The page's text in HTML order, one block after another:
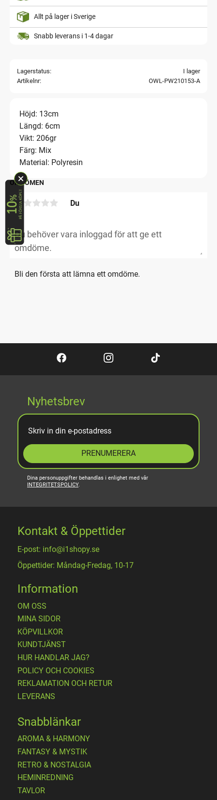
Allt på lager i Sverige
Snabb leverans i 1-4 dagar
Lagerstatus
I lager
Artikelnr
OWL-PW210153-A
Höjd: 13cm
Längd: 6cm
Vikt: 206gr
Färg: Mix
Material: Polyresin
OMDÖMEN
Du
Bli den första att lämna ett omdöme.
Nyhetsbrev
PRENUMERERA
Dina personuppgifter behandlas i enlighet med vår
INTEGRITETSPOLICY.
Kontakt & Öppettider
E-post: info@i1shopy.se
Öppettider: Måndag-Fredag, 10-17
Information
OM OSS
MINA SIDOR
KÖPVILLKOR
KUNDTJÄNST
HUR HANDLAR JAG?
POLICY OCH COOKIES
REKLAMATION OCH RETUR
LEVERANS
Snabblänkar
AROMA & HARMONY
FANTASY & MYSTIK
RETRO & NOSTALGIA
HEMINREDNING
TAVLOR